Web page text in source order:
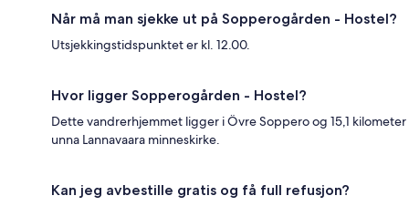
Når må man sjekke ut på Sopperogården - Hostel?
Utsjekkingstidspunktet er kl. 12.00.
Hvor ligger Sopperogården - Hostel?
Dette vandrerhjemmet ligger i Övre Soppero og 15,1 kilometer
unna Lannavaara minneskirke.
Kan jeg avbestille gratis og få full refusjon?